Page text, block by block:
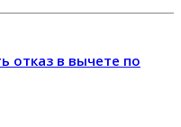
отказ в вычете по